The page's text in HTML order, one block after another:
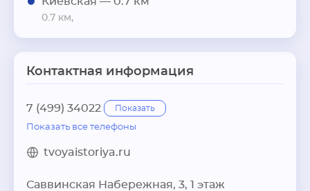
0.7 км,
Контактная информация
7 (499) 34022 Показать
Показать все телефоны
tvoyaistoriya.ru
Саввинская Набережная, 3, 1 этаж